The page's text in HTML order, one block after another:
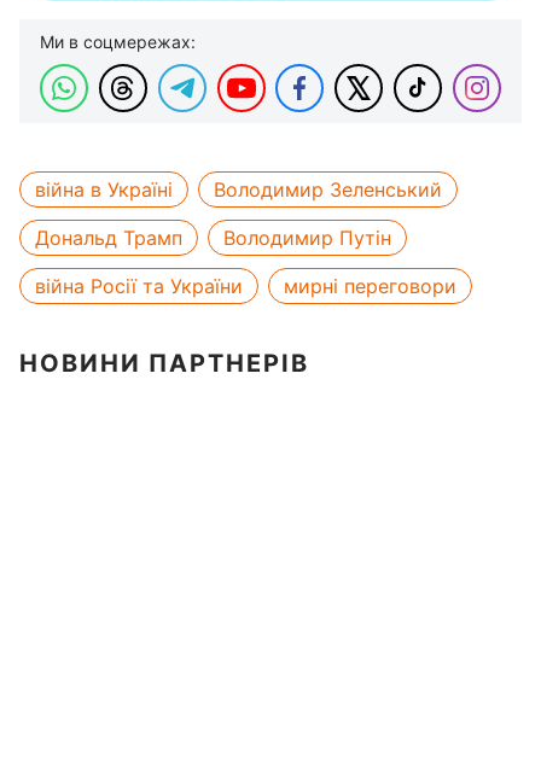
Ми в соцмережах:
війна в Україні
Володимир Зеленський
Дональд Трамп
Володимир Путін
війна Росії та України
мирні переговори
НОВИНИ ПАРТНЕРІВ